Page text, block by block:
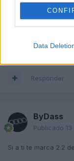
Data
Michelín. Como lo
presión correcta
Un saludo
Responder
ByDass
Publicado
Si a ti te marca 2.2